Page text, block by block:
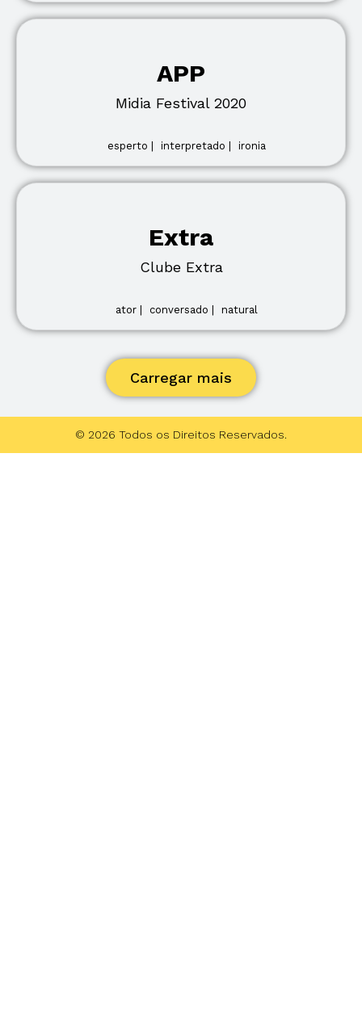
APP
Midia Festival 2020
esperto | interpretado | ironia
Extra
Clube Extra
ator | conversado | natural
Carregar mais
© 2026 Todos os Direitos Reservados.